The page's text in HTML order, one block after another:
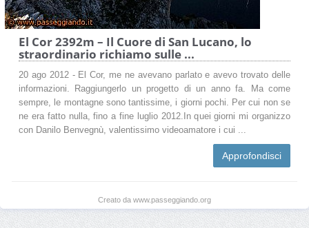
El Cor 2392m – Il Cuore di San Lucano, lo
straordinario richiamo sulle ...
20 ago 2012 - El Cor, me ne avevano parlato e avevo trovato delle
informazioni. Raggiungerlo un progetto di un anno fa. Ma come
sempre, le montagne sono tantissime, i giorni pochi. Per cui non se
ne era fatto nulla, fino a fine luglio 2012.In quei giorni mi organizzo
con Danilo Benvegnù, valentissimo videoamatore i cui ...
Approfondisci
Creato da www.passeggiando.org